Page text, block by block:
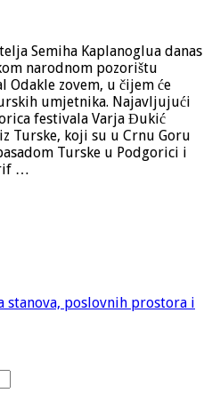
Semiha Kaplanoglua danas
narodnom pozorištu
Odakle zovem, u čijem će
umjetnika. Najavljujući
festivala Varja Đukić
Turske, koji su u Crnu Goru
Turske u Podgorici i
…